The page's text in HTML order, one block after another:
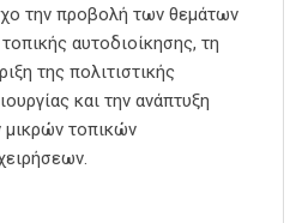
την προβολή των θεμάτων
αυτοδιοίκησης, τη
της πολιτιστικής
και την ανάπτυξη
μικρών τοπικών